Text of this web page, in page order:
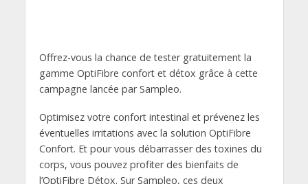
Offrez-vous la chance de tester gratuitement la
gamme OptiFibre confort et détox grâce à cette
campagne lancée par Sampleo.
Optimisez votre confort intestinal et prévenez les
éventuelles irritations avec la solution OptiFibre
Confort. Et pour vous débarrasser des toxines du
corps, vous pouvez profiter des bienfaits de
l’OptiFibre Détox. Sur Sampleo, ces deux